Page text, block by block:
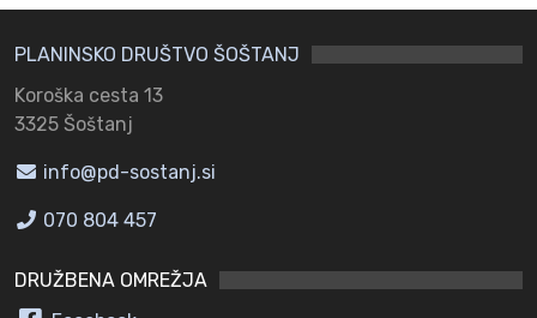
PLANINSKO DRUŠTVO ŠOŠTANJ
Koroška cesta 13
3325 Šoštanj
info@pd-sostanj.si
070 804 457
DRUŽBENA OMREŽJA